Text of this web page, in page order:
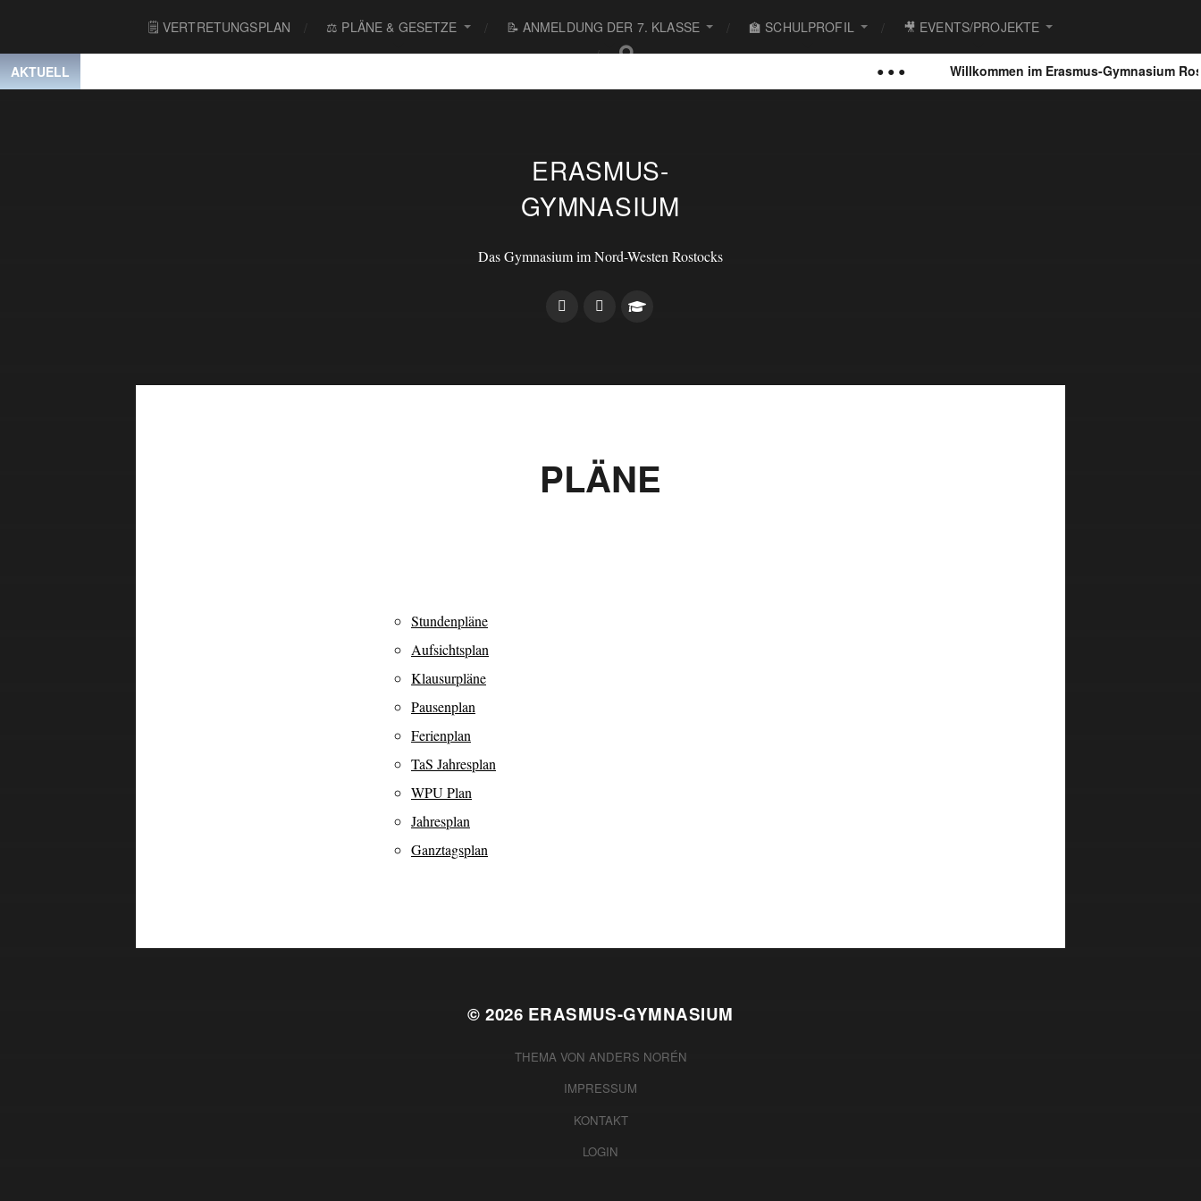
🗒 VERTRETUNGSPLAN ⚖️ PLÄNE & GESETZE 📝 ANMELDUNG DER 7. KLASSE 🏫 SCHULPROFIL 🎥 EVENTS/PROJEKTE
AKTUELL ● ● ● Willkommen im Erasmus-Gymnasium
ERASMUS-
GYMNASIUM
Das Gymnasium im Nord-Westen Rostocks
PLÄNE
Stundenpläne
Aufsichtsplan
Klausurpläne
Pausenplan
Ferienplan
TaS Jahresplan
WPU Plan
Jahresplan
Ganztagsplan
© 2026 ERASMUS-GYMNASIUM
THEMA VON ANDERS NORÉN
IMPRESSUM
KONTAKT
LOGIN